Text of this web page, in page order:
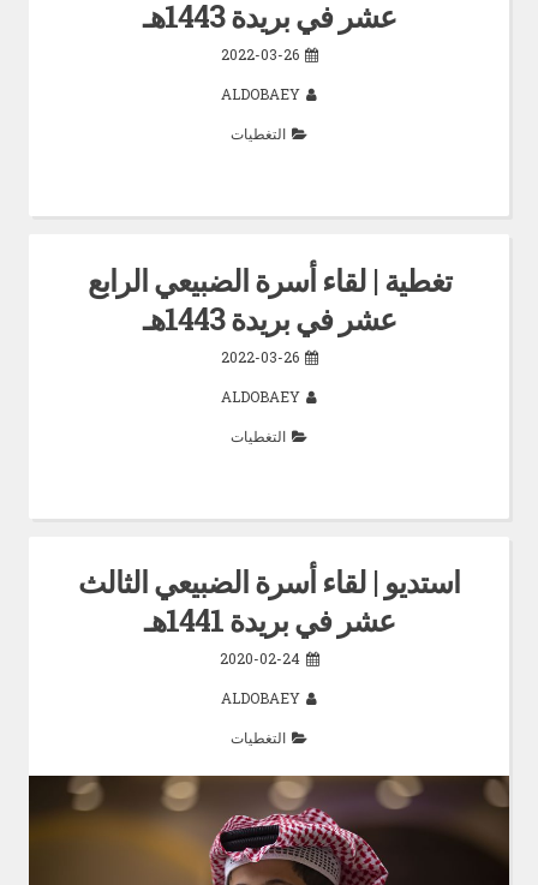
عشر في بريدة 1443هـ
2022-03-26
ALDOBAEY
التغطيات
تغطية | لقاء أسرة الضبيعي الرابع
عشر في بريدة 1443هـ
2022-03-26
ALDOBAEY
التغطيات
استديو | لقاء أسرة الضبيعي الثالث
عشر في بريدة 1441هـ
2020-02-24
ALDOBAEY
التغطيات